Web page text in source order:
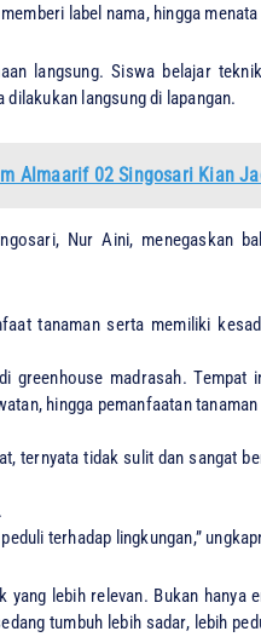
label nama, hingga
langsung. Siswa belajar
langsung di lapangan.
Almaarif 02 Singosari Kian
Nur Aini, menegaskan
tanaman serta memiliki
greenhouse madrasah.
hingga pemanfaatan
ternyata tidak sulit dan sangat
terhadap lingkungan,”
lebih relevan. Bukan hanya
tumbuh lebih sadar, lebih